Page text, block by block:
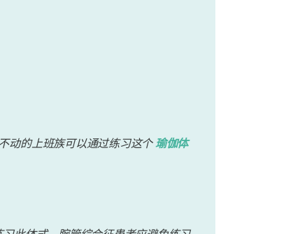
动的上班族可以通过练习这个瑜伽体